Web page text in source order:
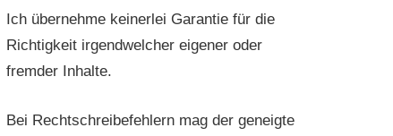
Ich übernehme keinerlei Garantie für die
Richtigkeit irgendwelcher eigener oder
fremder Inhalte.
Bei Rechtschreibefehlern mag der geneigte